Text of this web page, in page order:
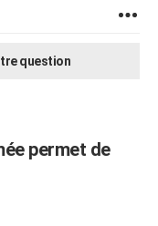
question
permet de